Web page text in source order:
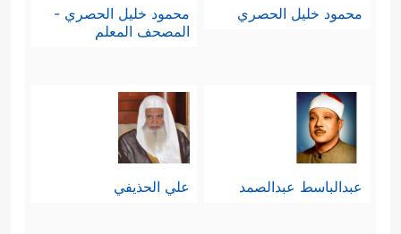
محمود خليل الحصري
محمود خليل الحصري -
المصحف المعلم
عبدالباسط عبدالصمد علي الحذيفي